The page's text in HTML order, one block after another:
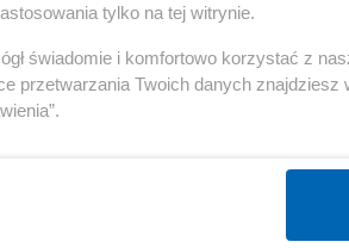
Gospodarka
tylko na tej witrynie.
świadomie i komfortowo korzystać z
przetwarzania Twoich danych znajdziesz